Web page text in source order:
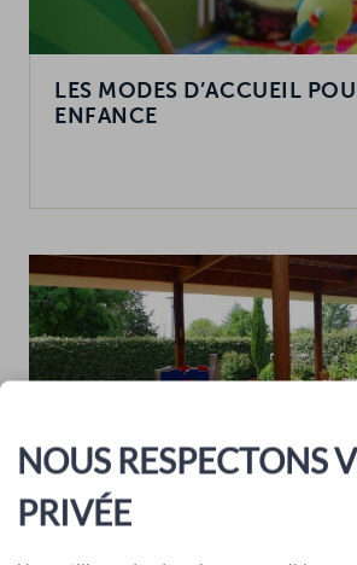
LES MODES D’ACCUEIL
ENFANCE
ANNUAIRE DES STRUCTURES
NOUS RESPECTONS
PRIVÉE